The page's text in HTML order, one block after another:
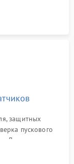
компрессору,
защитных
пускового
Для машин с
компрессора и